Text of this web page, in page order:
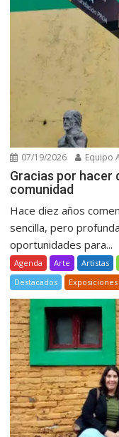
07/19/2026 Equipo
Gracias por hacer
comunidad
Hace diez años
sencilla, pero
oportunidades para...
Agenda Arte Artistas
Destacados
Exposiciones